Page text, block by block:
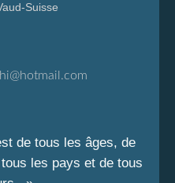
Suisse
de tous les âges, de
les pays et de tous